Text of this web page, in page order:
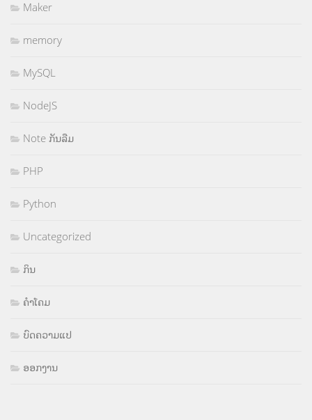
Maker
memory
MySQL
NodeJS
Note ກັນລືມ
PHP
Python
Uncategorized
ກິນ
ຄຳໂຄມ
ບົດຄວາມແປ
ອອກງານ